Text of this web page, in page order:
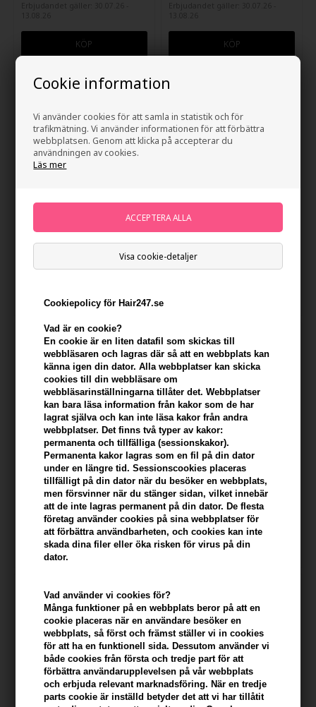
Cookie information
Vi använder cookies för att samla in statistik och för
trafikmätning. Vi använder informationen för att förbättra
webbplatsen. Genom att klicka på accepterar du
användningen av cookies.
Läs mer
Visa cookie-detaljer
Cookiepolicy för Hair247.se
Vad är en cookie?
En cookie är en liten datafil som skickas till
webbläsaren och lagras där så att en webbplats kan
känna igen din dator. Alla webbplatser kan skicka
cookies till din webbläsare om
webbläsarinställningarna tillåter det. Webbplatser
kan bara läsa information från kakor som de har
lagrat själva och kan inte läsa kakor från andra
webbplatser. Det finns två typer av kakor:
permanenta och tillfälliga (sessionskakor).
Permanenta kakor lagras som en fil på din dator
under en längre tid. Sessionscookies placeras
tillfälligt på din dator när du besöker en webbplats,
men försvinner när du stänger sidan, vilket innebär
att de inte lagras permanent på din dator. De flesta
företag använder cookies på sina webbplatser för
att förbättra användbarheten, och cookies kan inte
skada dina filer eller öka risken för virus på din
dator.
Vad använder vi cookies för?
Många funktioner på en webbplats beror på att en
cookie placeras när en användare besöker en
webbplats, så först och främst ställer vi in ​​cookies
för att ha en funktionell sida. Dessutom använder vi
både cookies från första och tredje part för att
förbättra användarupplevelsen på vår webbplats
och erbjuda relevant marknadsföring. När en tredje
parts cookie är inställd betyder det att vi har tillåtit
Loreal Tecni Art Flex Curl
Bounce (Bouncy & Tender)
195,00 SEK
Revlon Style Masters
142,00 SEK
Björk FORMA LOCKAR Curl
Defining Cream 150ml
244,00 SEK
Revlon Style Masters Curly
Orbital 150ml
142,00 SEK